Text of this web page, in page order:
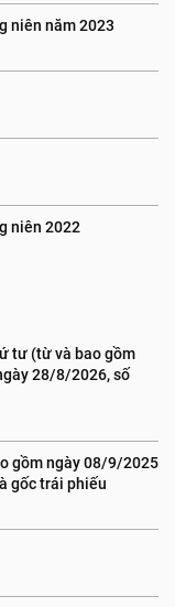
niên năm 2023
niên 2022
tư (từ và bao gồm
28/8/2026, số
gồm ngày 08/9/2025
gốc trái phiếu